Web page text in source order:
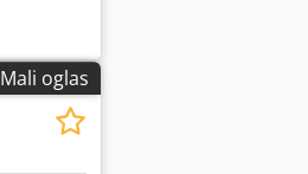
Mali oglas